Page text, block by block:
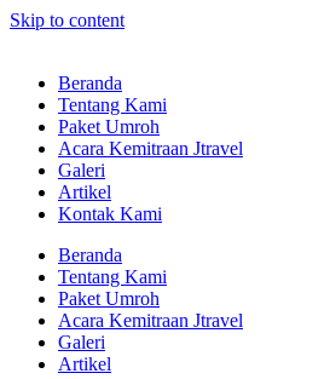
Skip to content
Beranda
Tentang Kami
Paket Umroh
Acara Kemitraan Jtravel
Galeri
Artikel
Kontak Kami
Beranda
Tentang Kami
Paket Umroh
Acara Kemitraan Jtravel
Galeri
Artikel